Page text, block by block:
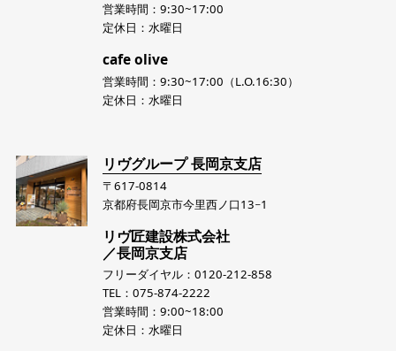
営業時間：9:30~17:00
定休日：水曜日
cafe olive
営業時間：9:30~17:00（L.O.16:30）
定休日：水曜日
リヴグループ 長岡京支店
〒617-0814
京都府長岡京市今里西ノ口13−1
リヴ匠建設株式会社
／長岡京支店
フリーダイヤル：0120-212-858
TEL：075-874-2222
営業時間：9:00~18:00
定休日：水曜日